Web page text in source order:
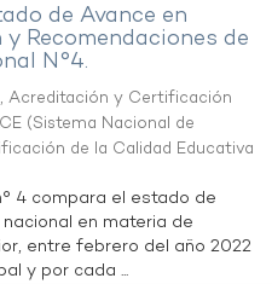
de Avance en
Recomendaciones de
N°4.
Acreditación y Certificación
(Sistema Nacional de
de la Calidad Educativa
4 compara el estado de
en materia de
entre febrero del año 2022
y por cada ...